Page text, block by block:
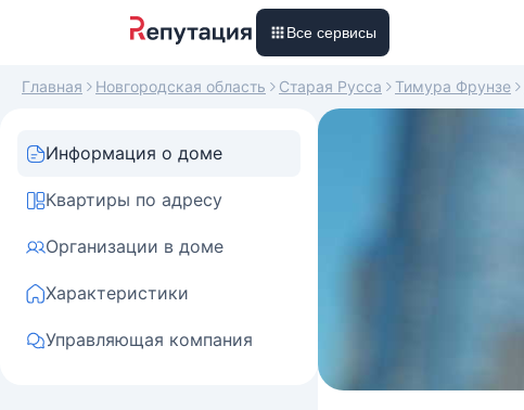
Все сервисы
Главная Новгородская область Старая Русса Тимура Фрунзе
Информация о доме
Квартиры по адресу
Организации в доме
Характеристики
Управляющая компания